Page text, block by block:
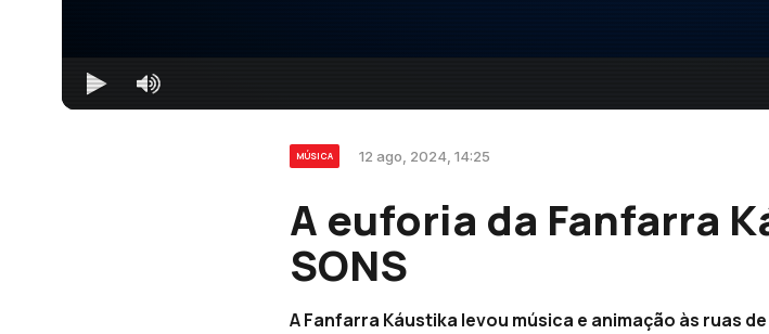
MÚSICA 12 ago, 2024, 14:25
A euforia da Fanfarra
SONS
A Fanfarra Káustika levou música e animação às ruas